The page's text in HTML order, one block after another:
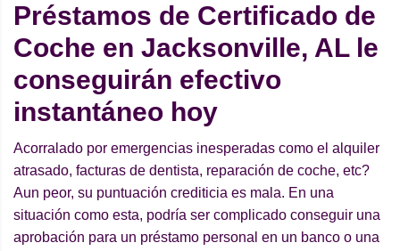
Préstamos de Certificado de
Coche en Jacksonville, AL le
conseguirán efectivo
instantáneo hoy
Acorralado por emergencias inesperadas como el alquiler
atrasado, facturas de dentista, reparación de coche, etc?
Aun peor, su puntuación crediticia es mala. En una
situación como esta, podría ser complicado conseguir una
aprobación para un préstamo personal en un banco o una